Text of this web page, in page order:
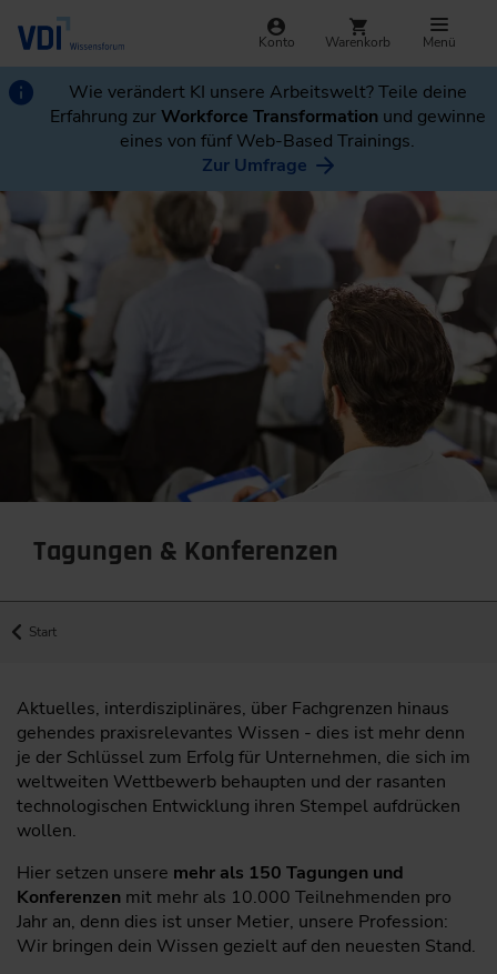
Konto Warenkorb Menü
Wie verändert KI unsere Arbeitswelt? Teile deine
Erfahrung zurWorkforce Transformation und gewinne
eines von fünf Web-Based Trainings.
Zur Umfrage
Tagungen & Konferenzen
Start
Aktuelles, interdisziplinäres, über Fachgrenzen hinaus
gehendes praxisrelevantes Wissen - dies ist mehr denn
je der Schlüssel zum Erfolg für Unternehmen, die sich im
weltweiten Wettbewerb behaupten und der rasanten
technologischen Entwicklung ihren Stempel aufdrücken
wollen.
Hier setzen unsere mehr als 150 Tagungen und
Konferenzen mit mehr als 10.000 Teilnehmenden pro
Jahr an, denn dies ist unser Metier, unsere Profession:
Wir bringen dein Wissen gezielt auf den neuesten Stand.